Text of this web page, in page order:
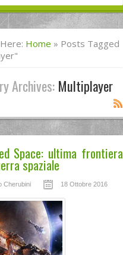
Home » Posts Tagged
Archives: Multiplayer
Space: ultima frontiera
spaziale
Cherubini 18 Ottobre 2016